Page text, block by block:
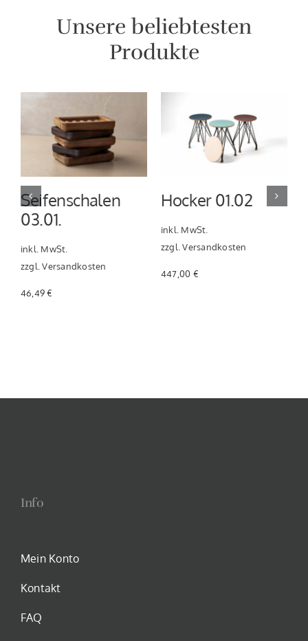
Unsere beliebtesten
Produkte
Seifenschalen
03.01.
inkl. MwSt.
zzgl.Versandkosten
46,49€
Hocker 01.02
inkl. MwSt.
zzgl.Versandkosten
447,00 €
Info
Mein Konto
Kontakt
FAQ